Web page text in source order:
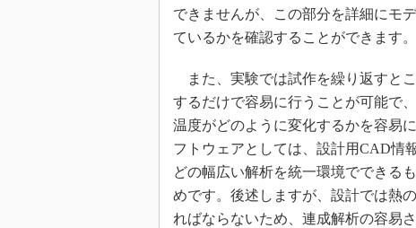
できませんが、この部分を詳細にモ
ているかを確認することができます。
また、実験では試作を繰り返すと
するだけで容易に行うことが可能で
温度がどのように変化するかを容易
フトウェアとしては、設計用CAD情
どの幅広い解析を統一環境でできる
めです。後述しますが、設計では熱
ればならないため、連成解析の容易